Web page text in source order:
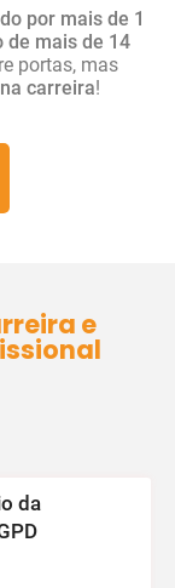
por mais de 1
de mais de 14
portas, mas
carreira!
e
da